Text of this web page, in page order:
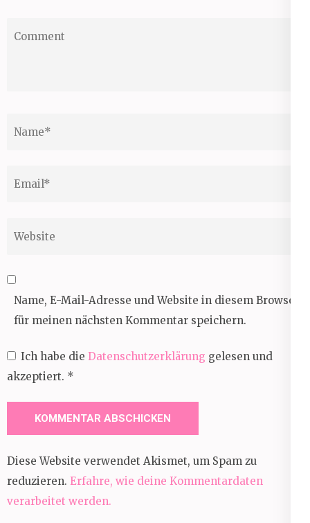
Name, E-Mail-Adresse und Website in diesem Browser
für meinen nächsten Kommentar speichern.
Ich habe die Datenschutzerklärung gelesen und
akzeptiert. *
Diese Website verwendet Akismet, um Spam zu
reduzieren. Erfahre, wie deine Kommentardaten
verarbeitet werden.